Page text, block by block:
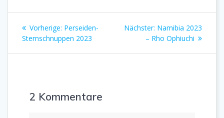
Beitragsnavigation
Vorherige: Vorheriger
Beitrag:
Perseiden-
Sternschnuppen 2023
Nächster: Nächster
Beitrag:
Namibia 2023
– Rho Ophiuchi
2 Kommentare